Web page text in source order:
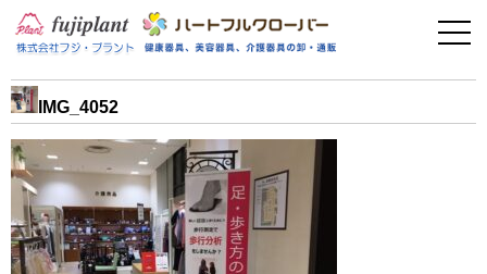
介護用品
美容・その他
フィットネス
IMG_4052